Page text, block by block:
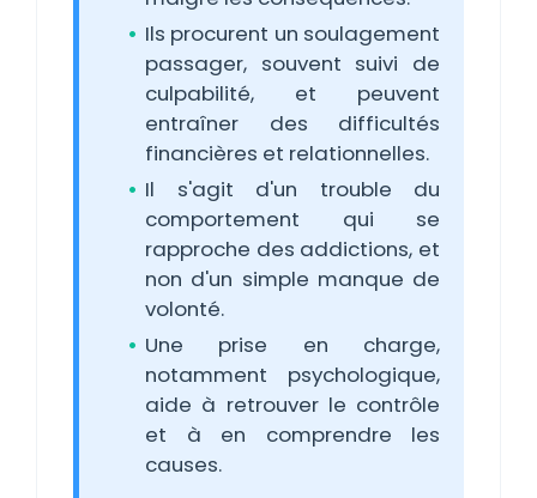
Ils procurent un soulagement
passager, souvent suivi de
culpabilité, et peuvent
entraîner des difficultés
financières et relationnelles.
Il s'agit d'un trouble du
comportement qui se
rapproche des addictions, et
non d'un simple manque de
volonté.
Une prise en charge,
notamment psychologique,
aide à retrouver le contrôle
et à en comprendre les
causes.